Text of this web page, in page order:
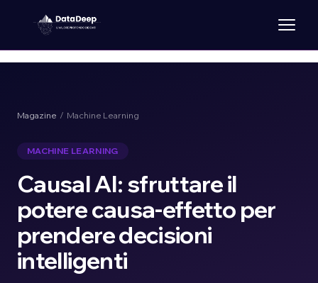
Magazine / Machine Learning
MACHINE LEARNING
Causal AI: sfruttare il
potere causa-effetto per
prendere decisioni
intelligenti